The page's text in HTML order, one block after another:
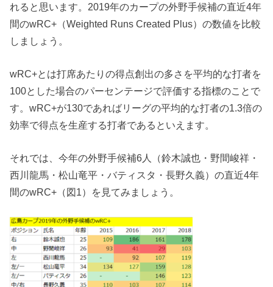
れると思います。2019年のカープの外野手候補の直近4年
間のwRC+（Weighted Runs Created Plus）の数値を比較
しましょう。
wRC+とは打席あたりの得点創出の多さを平均的な打者を
100とした場合のパーセンテージで評価する指標のことで
す。wRC+が130であればリーグの平均的な打者の1.3倍の
効率で得点を生産する打者であるといえます。
それでは、今年の外野手候補6人（鈴木誠也・野間峻祥・
西川龍馬・松山竜平・バティスタ・長野久義）の直近4年
間のwRC+（図1）を見てみましょう。